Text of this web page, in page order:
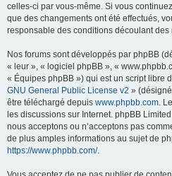
celles-ci par vous-même. Si vous
que des changements ont été effectués,
responsable des conditions découlant
Nos forums sont développés par phpBB
« leur », « logiciel phpBB », «
« Équipes phpBB ») qui est un script libre
GNU General Public License v2 »
être téléchargé depuis www.phpbb.com.
les discussions sur Internet. phpBB
nous acceptons ou n’acceptons pas
de plus amples informations au sujet de
https://www.phpbb.com/.